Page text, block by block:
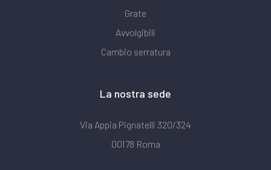
Grate
Avvolgibili
Cambio serratura
La nostra sede
Via Appia Pignatelli 320/324
00178 Roma